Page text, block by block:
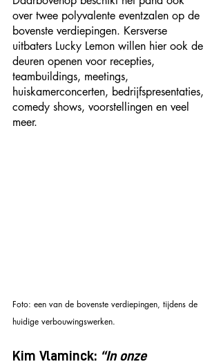
over twee polyvalente eventzalen op de
bovenste verdiepingen. Kersverse
uitbaters Lucky Lemon willen hier ook de
deuren openen voor recepties,
teambuildings, meetings,
huiskamerconcerten, bedrijfspresentaties,
comedy shows, voorstellingen en veel
meer.
Foto: een van de bovenste verdiepingen, tijdens de
huidige verbouwingswerken.
Kim Vlaminck: “In onze